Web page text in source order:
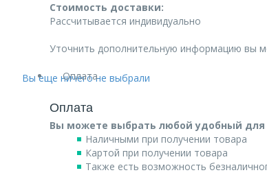
Вы еще ничего не выбрали
Стоимость доставки:
Рассчитывается индивидуально
Уточнить дополнительную информацию вы
Оплата
Оплата
Вы можете выбрать любой удобный для
Наличными при получении товара
Картой при получении товара
Также есть возможность